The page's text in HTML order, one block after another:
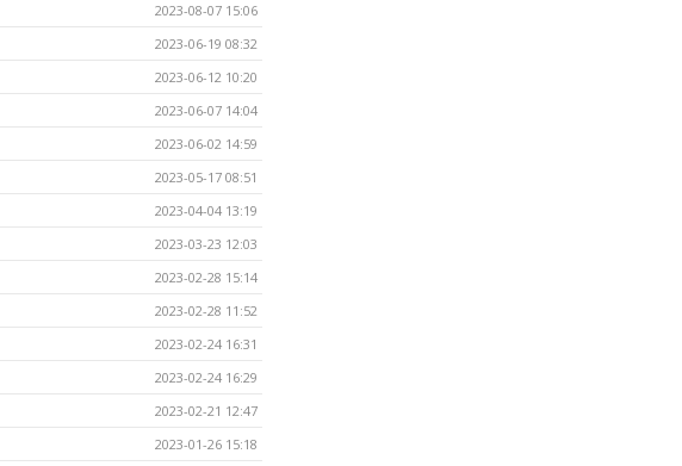
2023-08-07 15:06
2023-06-19 08:32
2023-06-12 10:20
2023-06-07 14:04
2023-06-02 14:59
2023-05-17 08:51
2023-04-04 13:19
2023-03-23 12:03
2023-02-28 15:14
2023-02-28 11:52
2023-02-24 16:31
2023-02-24 16:29
2023-02-21 12:47
2023-01-26 15:18